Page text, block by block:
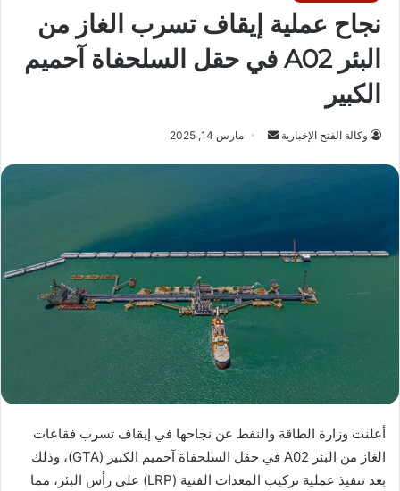
نجاح عملية إيقاف تسرب الغاز من
البئر A02 في حقل السلحفاة آحميم
الكبير
وكالة الفتح الإخبارية
أرسل مارس 14, 2025
أعلنت وزارة الطاقة والنفط عن نجاحها في إيقاف تسرب فقاعات
الغاز من البئر A02 في حقل السلحفاة آحميم الكبير (GTA)، وذلك
بعد تنفيذ عملية تركيب المعدات الفنية (LRP) على رأس البئر، مما